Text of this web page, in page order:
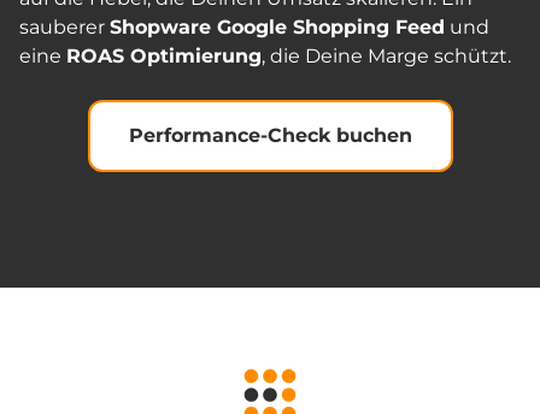
sauberer Shopware Google Shopping Feed und
eine ROAS Optimierung, die Deine Marge schützt.
Performance-Check buchen